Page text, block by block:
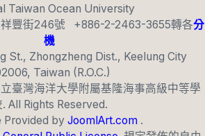
Taiwan Ocean University
豐街246號 +886-2-2463-3655轉各分
機
St., Zhongzheng Dist., Keelung City
Taiwan (R.O.C.)
臺灣海洋大學附屬基隆海事高級中等學
. All Rights Reserved.
Provided by JoomlArt.com .